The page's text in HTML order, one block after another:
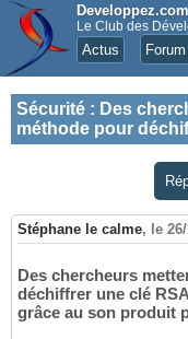
Developpez.com
Le Club des
Actus
Sécurité : Des
méthode pour
Stéphane le calme, le
Des chercheurs
déchiffrer une clé
grâce au son produit